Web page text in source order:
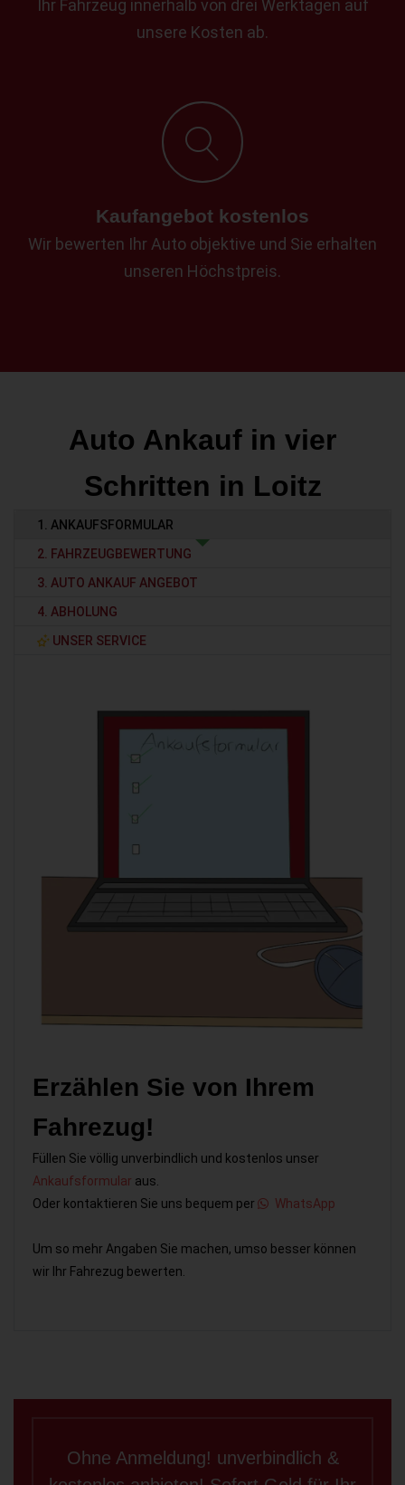
Ihr Fahrzeug innerhalb von drei Werktagen auf
unsere Kosten ab.
Kaufangebot kostenlos
Wir bewerten Ihr Auto objektive und Sie erhalten
unseren Höchstpreis.
Auto Ankauf in vier
Schritten in Loitz
1. ANKAUFSFORMULAR
2. FAHRZEUGBEWERTUNG
3. AUTO ANKAUF ANGEBOT
4. ABHOLUNG
UNSER SERVICE
Erzählen Sie von Ihrem
Fahrezug!
Füllen Sie völlig unverbindlich und kostenlos unser
Ankaufsformular aus.
Oder kontaktieren Sie uns bequem per
WhatsApp
Um so mehr Angaben Sie machen, umso besser können
wir Ihr Fahrezug bewerten.
Ohne Anmeldung! unverbindlich &